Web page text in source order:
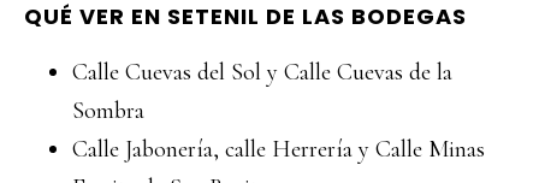
QUÉ VER EN SETENIL DE LAS BODEGAS
Calle Cuevas del Sol y Calle Cuevas de la
Sombra
Calle Jabonería, calle Herrería y Calle Minas